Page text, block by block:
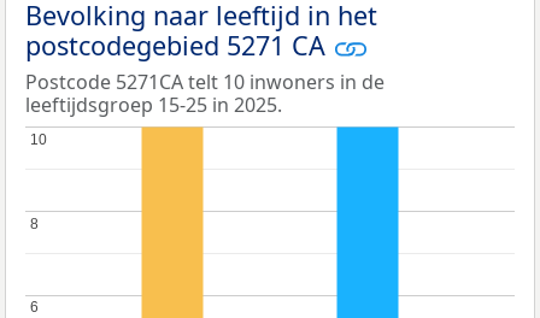
Bevolking naar leeftijd in het
postcodegebied 5271 CA
Postcode 5271CA telt 10 inwoners in de
leeftijdsgroep 15-25 in 2025.
6
6
8
8
10
10